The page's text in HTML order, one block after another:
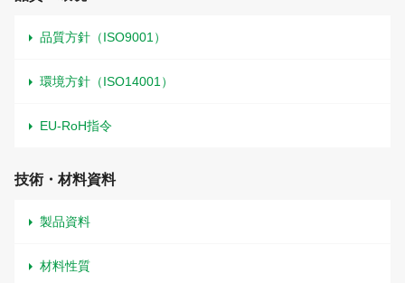
品質方針（ISO9001）
環境方針（ISO14001）
EU-RoH指令
技術・材料資料
製品資料
材料性質